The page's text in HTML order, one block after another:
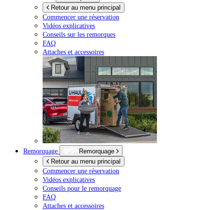
Retour au menu principal
Commencer une réservation
Vidéos explicatives
Conseils sur les remorques
FAQ
Attaches et accessoires
Remorquage
Remorquage
Retour au menu principal
Commencer une réservation
Vidéos explicatives
Conseils pour le remorquage
FAQ
Attaches et accessoires